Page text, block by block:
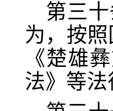
第三
为，按
《楚雄
法》等